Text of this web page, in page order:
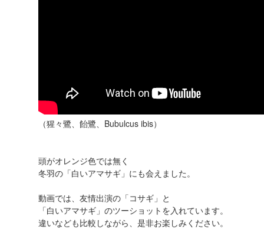
（猩々鷺、飴鷺、Bubulcus ibis）
頭がオレンジ色では無く
冬羽の「白いアマサギ」にも会えました。
動画では、友情出演の「コサギ」と
「白いアマサギ」のツーショットを入れています。
違いなども比較しながら、是非お楽しみください。